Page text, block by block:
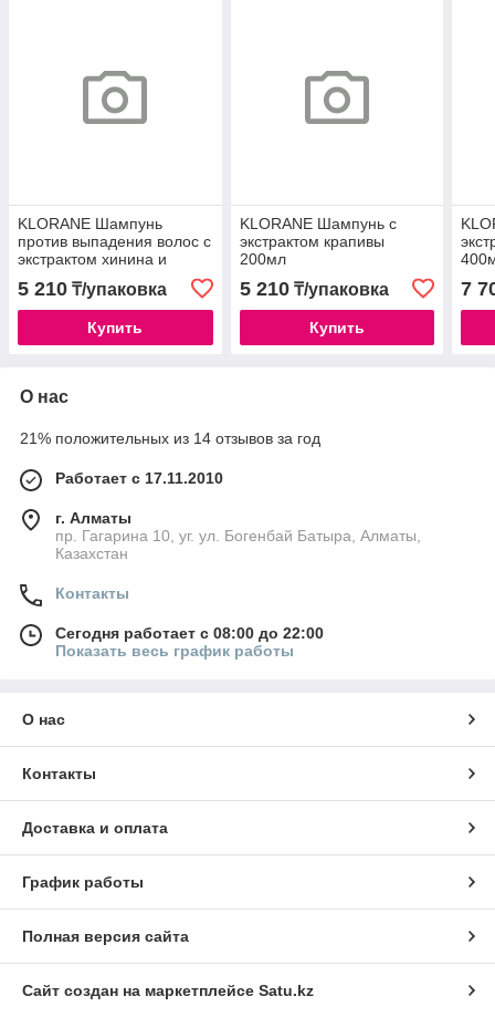
KLORANE Шампунь
против выпадения волос с
экстрактом хинина и
5 210 ₸/упаковка
Купить
KLORANE Шампунь с
экстрактом крапивы
200мл
5 210₸/упаковка
Купить
7
О нас
21% положительных из 14 отзывов за год
Работает с 17.11.2010
г. Алматы
пр. Гагарина 10, уг. ул. Богенбай Батыра, Алматы,
Казахстан
Контакты
Сегодня работает с 08:00 до 22:00
Показать весь график работы
О нас
Контакты
Доставка и оплата
График работы
Полная версия сайта
Сайт создан на маркетплейсе Satu.kz